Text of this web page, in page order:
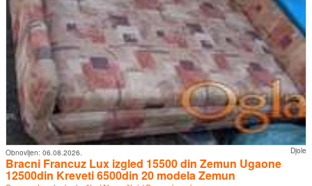
Djole
Obnovljen: 06.08.2026.
Bracni Francuz Lux izgled 15500 din Zemun Ugaone
12500din Kreveti 6500din 20 modela Zemun